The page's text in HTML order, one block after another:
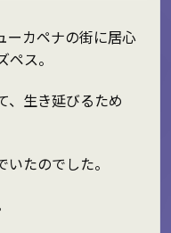
ーカペナの街に居心
ス。
、生き延びるため
たのでした。